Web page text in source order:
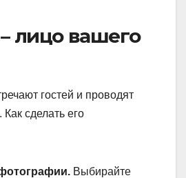
лицо вашего
гостей и проводят
сделать его
Выбирайте